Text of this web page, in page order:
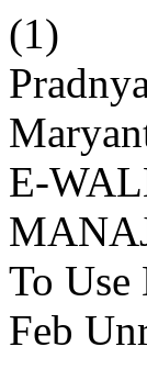
(1)
E-
To Use
Feb